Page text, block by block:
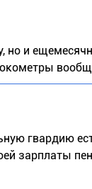
но и
гвардию
зарплаты